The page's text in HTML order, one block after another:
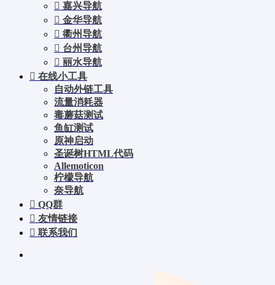
嘉兴导航
金华导航
衢州导航
台州导航
丽水导航
在线小工具
自动外链工具
流量消耗器
毒蘑菇测试
鱼缸测试
原神启动
圣诞树HTML代码
Allemoticon
柠檬导航
奈导航
QQ群
友情链接
联系我们